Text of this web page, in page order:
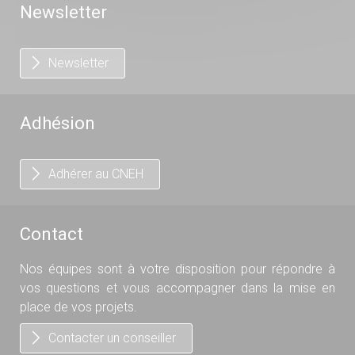
Newsletter
Newsletter
Adhésion
Adhérer au CNEH
Contact
Nos équipes sont à votre disposition pour répondre à
vos questions et vous accompagner dans la mise en
place de vos projets.
Contacter un conseiller